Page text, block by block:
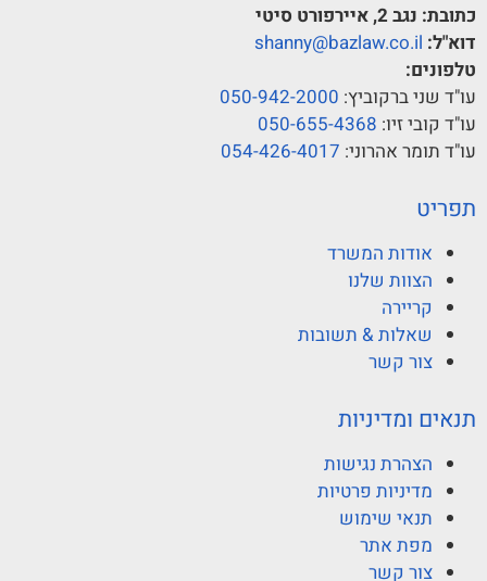
כתובת: נגב 2, איירפורט סיטי
דוא"ל: shanny@bazlaw.co.il
טלפונים:
עו"ד שני ברקוביץ: 050-942-2000
עו"ד קובי זיו: 050-655-4368
עו"ד תומר אהרוני: 054-426-4017
תפריט
אודות המשרד
הצוות שלנו
קריירה
שאלות & תשובות
צור קשר
תנאים ומדיניות
הצהרת נגישות
מדיניות פרטיות
תנאי שימוש
מפת אתר
צור קשר